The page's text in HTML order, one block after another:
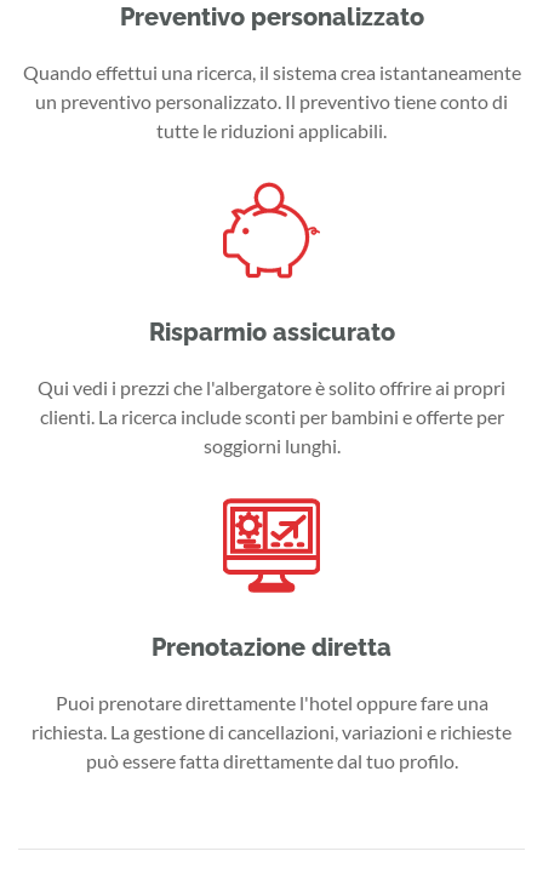
Preventivo personalizzato
Quando effettui una ricerca, il sistema crea istantaneamente
un preventivo personalizzato. Il preventivo tiene conto di
tutte le riduzioni applicabili.
Risparmio assicurato
Qui vedi i prezzi che l'albergatore è solito offrire ai propri
clienti. La ricerca include sconti per bambini e offerte per
soggiorni lunghi.
Prenotazione diretta
Puoi prenotare direttamente l'hotel oppure fare una
richiesta. La gestione di cancellazioni, variazioni e richieste
può essere fatta direttamente dal tuo profilo.